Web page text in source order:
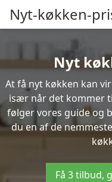
Nyt-køkken-
Nyt
At få nyt køkken kan
især når det kommer
følger vores guide og
du en af de
Få 3 tilbud,